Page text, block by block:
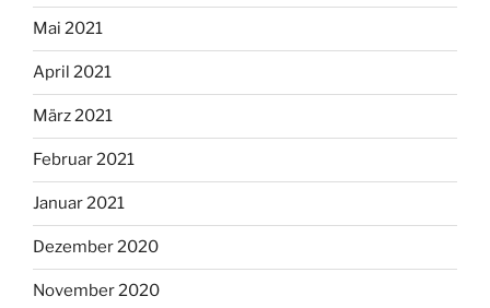
Mai 2021
April 2021
März 2021
Februar 2021
Januar 2021
Dezember 2020
November 2020